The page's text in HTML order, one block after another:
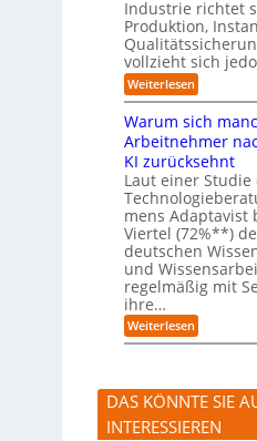
e
r
)
B
l
i
k
a
u
f
K
I
-
A
g
e
n
t
e
n
s
s
a
u
c
h
A
b
l
ä
u
f
e
v
e
r
ä
n
d
r
n
Industrie richtet
Produktion,
vollzieht sich
Weiterlesen:
K
I
-
A
s
s
i
s
t
e
n
t
e
n
a
l
s
s
t
e
Warum sich
Arbeitnehmer
KI zurücksehnt
Laut einer Studie
mens Adaptavist
Viertel (72%**)
deutschen
und
regelmäßig mit
ihre…
Weiterlesen:
W
u
m
s
i
DAS KÖNNTE SIE
INTERESSIEREN